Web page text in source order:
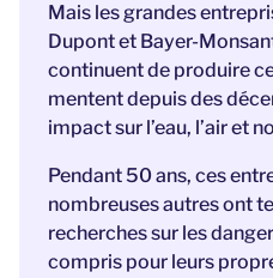
Mais les grandes
Dupont et Bayer-
continuent de produire
mentent depuis des
impact sur l’eau, l’air et
Pendant 50 ans, ces
nombreuses autres ont
recherches sur les
compris pour leurs